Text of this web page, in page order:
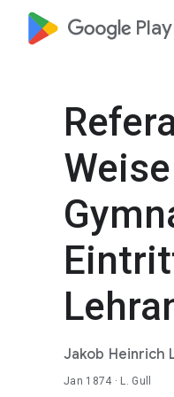
google_logo Play
Jakob Heinrich
Jan 1874 · L. Gull